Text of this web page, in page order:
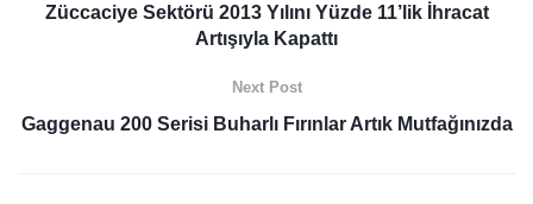
Züccaciye Sektörü 2013 Yılını Yüzde 11’lik İhracat
Artışıyla Kapattı
Next Post
Gaggenau 200 Serisi Buharlı Fırınlar Artık Mutfağınızda